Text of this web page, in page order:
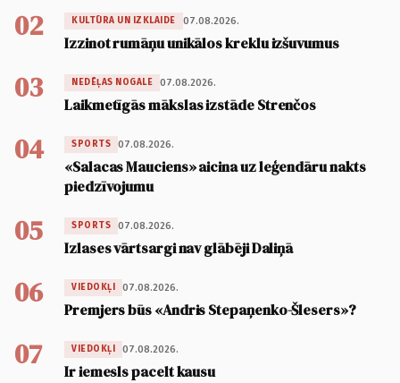
02 KULTŪRA UN IZKLAIDE 07.08.2026.
Izzinot rumāņu unikālos kreklu izšuvumus
03 NEDĒĻAS NOGALE 07.08.2026.
Laikmetīgās mākslas izstāde Strenčos
04 SPORTS 07.08.2026.
«Salacas Mauciens» aicina uz leģendāru nakts
piedzīvojumu
05 SPORTS 07.08.2026.
Izlases vārtsargi nav glābēji Daliņā
06 VIEDOKĻI 07.08.2026.
Premjers būs «Andris Stepaņenko-Šlesers»?
07 VIEDOKĻI 07.08.2026.
Ir iemesls pacelt kausu